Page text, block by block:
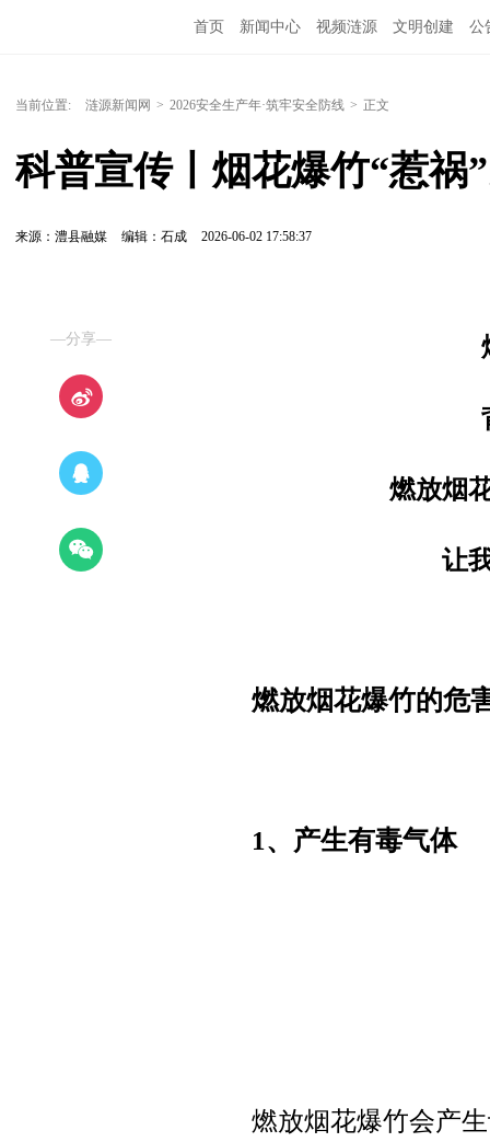
首页 新闻中心 视频涟源 文明创建 公
当前位置: 涟源新闻网 > 2026安全生产年·筑牢安全防线 > 正文
科普宣传丨烟花爆竹“惹祸
来源：澧县融媒 编辑：石成 2026-06-02 17:58:37
—分享—
燃放烟
让
燃放烟花爆竹的危
1、产生有毒气体
燃放烟花爆竹会产